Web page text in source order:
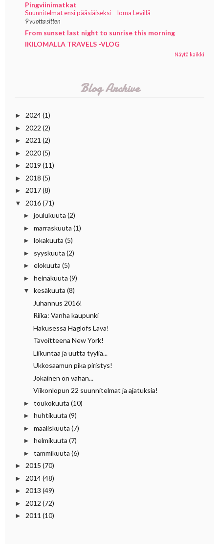
Pingviinimatkat
Suunnitelmat ensi pääsiäiseksi – loma Levillä
9 vuotta sitten
From sunset last night to sunrise this morning
IKILOMALLA TRAVELS -VLOG
Näytä kaikki
Blog Archive
► 2024(1)
► 2022 (2)
► 2021 (2)
► 2020(5)
► 2019 (11)
► 2018 (5)
► 2017(8)
▼ 2016(71)
► joulukuuta (2)
► marraskuuta (1)
► lokakuuta (5)
► syyskuuta (2)
► elokuuta (5)
► heinäkuuta (9)
▼ kesäkuuta (8)
Juhannus 2016!
Riika: Vanha kaupunki
Hakusessa Haglöfs Lava!
Tavoitteena New York!
Liikuntaa ja uutta tyyliä...
Ukkosaamun pika piristys!
Jokainen on vähän...
Viikonlopun 22 suunnitelmat ja ajatuksia!
► toukokuuta (10)
► huhtikuuta (9)
► maaliskuuta (7)
► helmikuuta (7)
► tammikuuta (6)
► 2015 (70)
► 2014(48)
► 2013 (49)
► 2012 (72)
► 2011 (10)